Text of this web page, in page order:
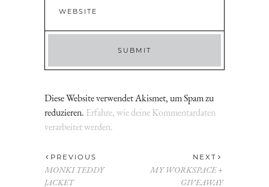
Diese Website verwendet Akismet, um Spam zu
reduzieren. Erfahre, wie deine Kommentardaten
verarbeitet werden.
PREVIOUS
MONKI TEDDY
JACKET
NEXT
MY WORKSPACE +
GIVEAWAY